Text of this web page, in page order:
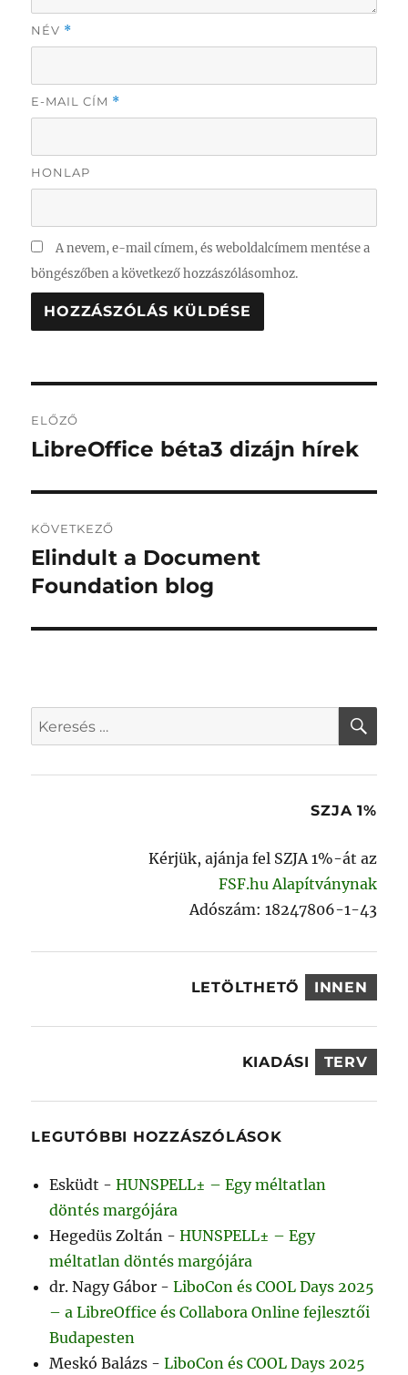
NÉV *
E-MAIL CÍM *
HONLAP
A nevem, e-mail címem, és weboldalcímem mentése a
böngészőben a következő hozzászólásomhoz.
navigáció
ELŐZŐ
Korábbi
LibreOffice béta3 dizájn hírek
KÖVETKEZŐ
Következő
bejegyzés:
Elindult a Document
Foundation blog
Keresés
a
SZJA 1%
Kérjük, ajánja fel SZJA 1%-át az
FSF.hu Alapítványnak
Adószám: 18247806-1-43
LETÖLTHETŐ INNEN
KIADÁSI TERV
LEGUTÓBBI HOZZÁSZÓLÁSOK
Esküdt -HUNSPELL± – Egy méltatlan
döntés margójára
Hegedüs Zoltán -HUNSPELL± – Egy
méltatlan döntés margójára
dr. Nagy Gábor -LiboCon és COOL Days 2025
– a LibreOffice és Collabora Online fejlesztői
Budapesten
Meskó Balázs -LiboCon és COOL Days 2025